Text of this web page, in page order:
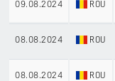
09.08.2024 ROU
08.08.2024 ROU
08.08.2024 ROU